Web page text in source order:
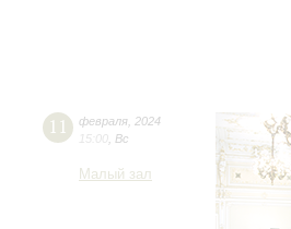
11 февраля 2024
15:00 Вс
Малый зал